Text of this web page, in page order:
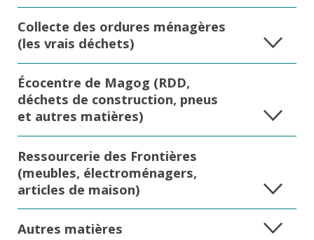
Collecte des ordures ménagères
(les vrais déchets)
Écocentre de Magog (RDD,
déchets de construction, pneus
et autres matières)
Ressourcerie des Frontières
(meubles, électroménagers,
articles de maison)
Autres matières